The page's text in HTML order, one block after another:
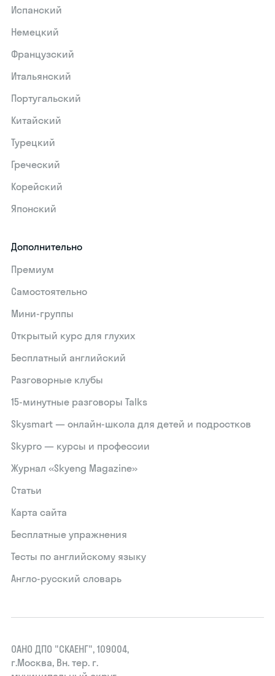
Испанский
Немецкий
Французский
Итальянский
Португальский
Китайский
Турецкий
Греческий
Корейский
Японский
Дополнительно
Премиум
Самостоятельно
Мини-группы
Открытый курс для глухих
Бесплатный английский
Разговорные клубы
15‑минутные разговоры Talks
Skysmart — онлайн-школа для детей и подростков
Skypro — курсы и профессии
Журнал «Skyeng Magazine»
Статьи
Карта сайта
Бесплатные упражнения
Тесты по английскому языку
Англо-русский словарь
ОАНО ДПО "СКАЕНГ", 109004,
г.Москва, Вн. тер. г.